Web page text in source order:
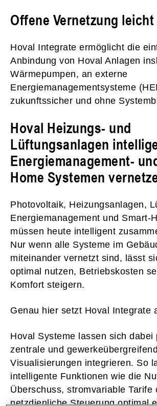
Offene Vernetzung
Hoval Integrate ermöglicht die
Anbindung von Hoval Anlagen
Wärmepumpen, an externe
Energiemanagementsysteme
zukunftssicher und ohne
Hoval Heizungs- und
Lüftungsanlagen
Energiemanagement-
Home Systemen
Photovoltaik, Heizungsanlagen,
Energiemanagement und Smart-
müssen heute intelligent
Nur wenn alle Systeme im
miteinander vernetzt sind, lässt
optimal nutzen, Betriebskosten
Komfort steigern.
Genau hier setzt Hoval Integrate
Hoval Systeme lassen sich dabei
zentrale und
Visualisierungen integrieren. So
intelligente Funktionen wie die
Überschuss, stromvariable Tarife
netzdienliche Steuerung optimal